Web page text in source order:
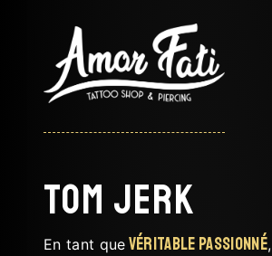
Tom Jerk
En tant que véritable passionné,